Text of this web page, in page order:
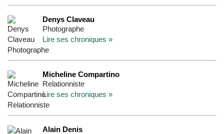
Denys Claveau
Photographe
Lire ses chroniques »
Micheline Compartino
Relationniste
Lire ses chroniques »
Alain Denis